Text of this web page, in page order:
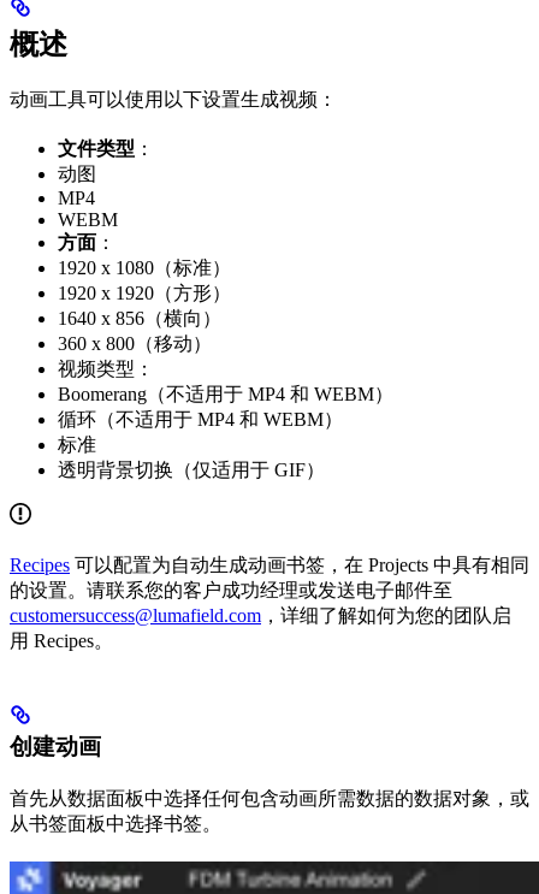
概述
动画工具可以使用以下设置生成视频：
文件类型 ：
动图
MP4
WEBM
方面 ：
1920 x 1080（标准）
1920 x 1920（方形）
1640 x 856（横向）
360 x 800（移动）
视频类型：
Boomerang（不适用于 MP4 和 WEBM）
循环（不适用于 MP4 和 WEBM）
标准
透明背景切换（仅适用于 GIF）
Recipes 可以配置为自动生成动画书签，在 Projects 中具有相同
的设置。请联系您的客户成功经理或发送电子邮件至
customersuccess@lumafield.com ，详细了解如何为您的团队启
用 Recipes。
创建动画
首先从数据面板中选择任何包含动画所需数据的数据对象，或
从书签面板中选择书签。